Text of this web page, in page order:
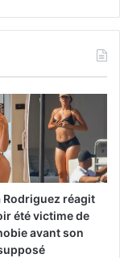
Rodriguez réagit
été victime de
avant son